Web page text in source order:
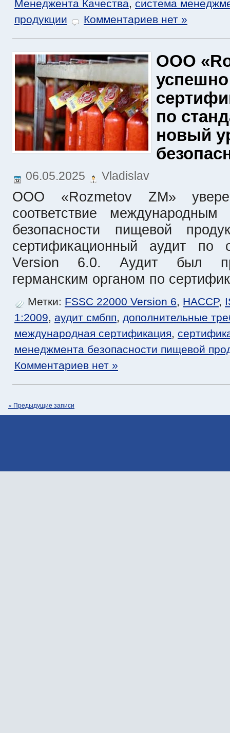
Менеджента Качества, система
продукции
Комментариев нет »
ООО
по
новый
06.05.2025 Vladislav
ООО «Rozmetov ZM»
соответствие
безопасности пищевой
сертификационный аудит по
Version 6.0. Аудит был
германским органом по
Метки: FSSC 22000 Version 6, HACCP,
1:2009, аудит смбпп, дополнительные
международная сертификация,
менеджмента безопасности пищевой
Комментариев нет »
« Предыдущие записи